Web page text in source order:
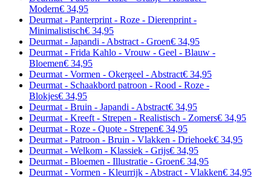
Modern€ 34,95
Deurmat - Panterprint - Roze - Dierenprint -
Minimalistisch€ 34,95
Deurmat - Japandi - Abstract - Groen€ 34,95
Deurmat - Frida Kahlo - Vrouw - Geel - Blauw -
Bloemen€ 34,95
Deurmat - Vormen - Okergeel - Abstract€ 34,95
Deurmat - Schaakbord patroon - Rood - Roze -
Blokjes€ 34,95
Deurmat - Bruin - Japandi - Abstract€ 34,95
Deurmat - Kreeft - Strepen - Realistisch - Zomers€ 34,95
Deurmat - Roze - Quote - Strepen€ 34,95
Deurmat - Patroon - Bruin - Vlakken - Driehoek€ 34,95
Deurmat - Welkom - Klassiek - Grijs€ 34,95
Deurmat - Bloemen - Illustratie - Groen€ 34,95
Deurmat - Vormen - Kleurrijk - Abstract - Vlakken€ 34,95